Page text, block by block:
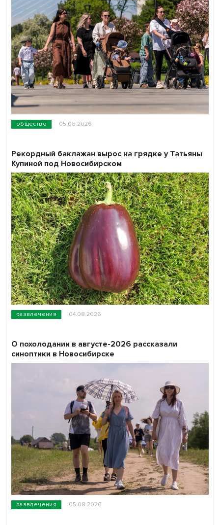
общество 05.08.2026
развлечения 04.08.2026
Рекордный баклажан вырос на грядке у Татьяны
Купиной под Новосибирском
развлечения 05.08.2026
О похолодании в августе-2026 рассказали
синоптики в Новосибирске